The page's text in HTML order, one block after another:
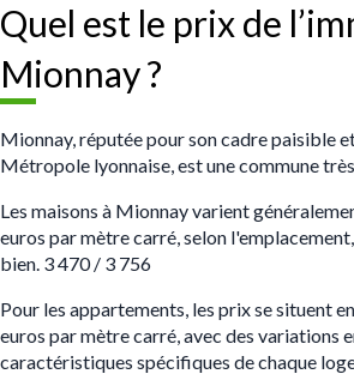
Quel est le prix de
Mionnay ?
Mionnay, réputée pour son cadre paisible
Métropole lyonnaise, est une commune
Les maisons à Mionnay varient
euros par mètre carré, selon
bien. 3 470 / 3 756
Pour les appartements, les prix se situent
euros par mètre carré, avec des variations
caractéristiques spécifiques de chaque